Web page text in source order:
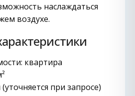
наслаждаться
воздухе.
квартира
при запросе)